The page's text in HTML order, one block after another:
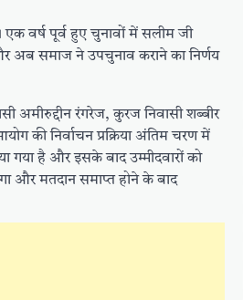
वर्ष पूर्व हुए चुनावों में सलीम जी
अब समाज ने उपचुनाव कराने का निर्णय
अमीरुद्दीन रंगरेज, कुरज निवासी शब्बीर
की निर्वाचन प्रक्रिया अंतिम चरण में
गया है और इसके बाद उम्मीदवारों को
और मतदान समाप्त होने के बाद